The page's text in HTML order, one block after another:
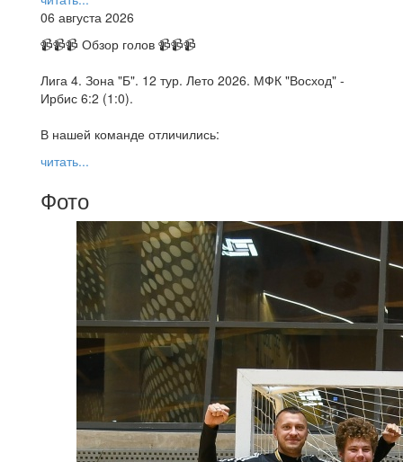
06 августа 2026
📹📹📹 Обзор голов 📹📹📹
Лига 4. Зона "Б". 12 тур. Лето 2026. МФК "Восход" -
Ирбис 6:2 (1:0).
В нашей команде отличились:
читать...
Фото